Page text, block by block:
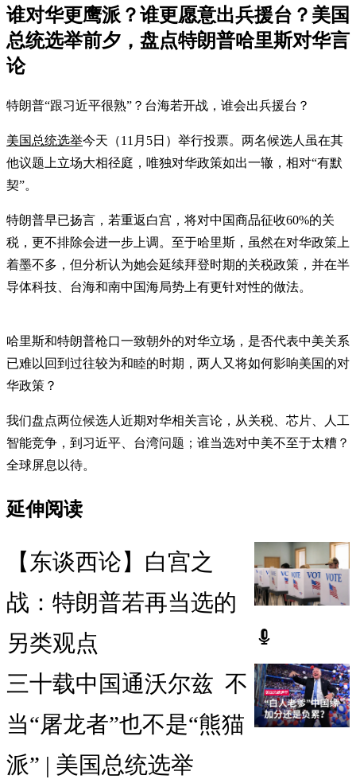
谁对华更鹰派？谁更愿意出兵援台？美国
总统选举前夕，盘点特朗普哈里斯对华言
论
特朗普“跟习近平很熟”？台海若开战，谁会出兵援台？
美国总统选举今天（11月5日）举行投票。两名候选人虽在其
他议题上立场大相径庭，唯独对华政策如出一辙，相对“有默
契”。
特朗普早已扬言，若重返白宫，将对中国商品征收60%的关
税，更不排除会进一步上调。至于哈里斯，虽然在对华政策上
着墨不多，但分析认为她会延续拜登时期的关税政策，并在半
导体科技、台海和南中国海局势上有更针对性的做法。
哈里斯和特朗普枪口一致朝外的对华立场，是否代表中美关系
已难以回到过往较为和睦的时期，两人又将如何影响美国的对
华政策？
我们盘点两位候选人近期对华相关言论，从关税、芯片、人工
智能竞争，到习近平、台湾问题；谁当选对中美不至于太糟？
全球屏息以待。
延伸阅读
【东谈西论】白宫之
战：特朗普若再当选的
另类观点
三十载中国通沃尔兹 不
当“屠龙者”也不是“熊猫
派” | 美国总统选举